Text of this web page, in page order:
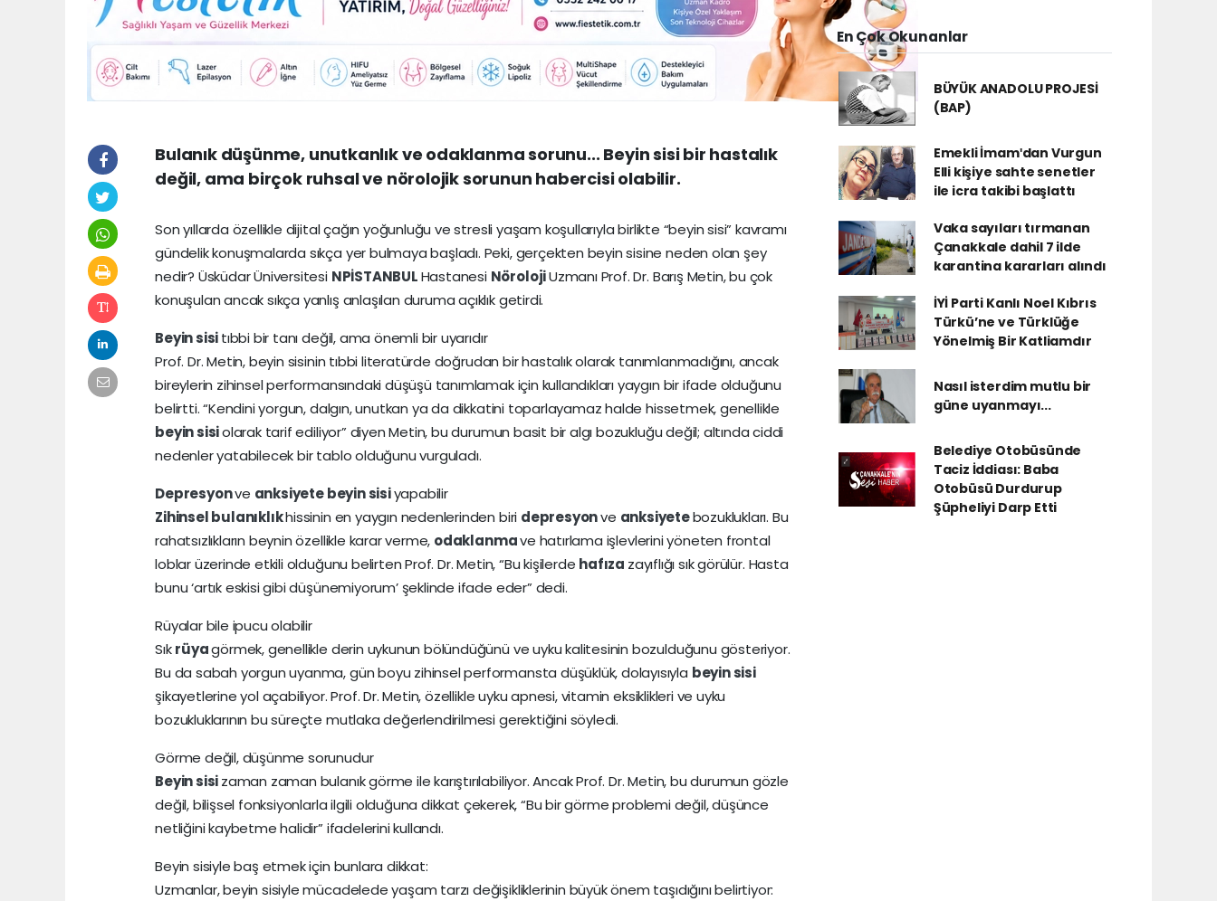
Bulanık düşünme, unutkanlık ve odaklanma sorunu... Beyin sisi bir hastalık
değil, ama birçok ruhsal ve nörolojik sorunun habercisi olabilir.
Son yıllarda özellikle dijital çağın yoğunluğu ve stresli yaşam koşullarıyla birlikte “beyin sisi” kavramı
gündelik konuşmalarda sıkça yer bulmaya başladı. Peki, gerçekten beyin sisine neden olan şey
nedir? Üsküdar Üniversitesi NPİSTANBULHastanesi NörolojiUzmanı Prof. Dr. Barış Metin, bu çok
konuşulan ancak sıkça yanlış anlaşılan duruma açıklık getirdi.
Beyin sisitıbbi bir tanı değil, ama önemli bir uyarıdır
Prof. Dr. Metin, beyin sisinin tıbbi literatürde doğrudan bir hastalık olarak tanımlanmadığını, ancak
bireylerin zihinsel performansındaki düşüşü tanımlamak için kullandıkları yaygın bir ifade olduğunu
belirtti. “Kendini yorgun, dalgın, unutkan ya da dikkatini toparlayamaz halde hissetmek, genellikle
beyin sisiolarak tarif ediliyor” diyen Metin, bu durumun basit bir algı bozukluğu değil; altında ciddi
nedenler yatabilecek bir tablo olduğunu vurguladı.
Depresyonve anksiyetebeyin sisiyapabilir
Zihinsel bulanıklıkhissinin en yaygın nedenlerinden biri depresyonve anksiyetebozuklukları. Bu
rahatsızlıkların beynin özellikle karar verme, odaklanmave hatırlama işlevlerini yöneten frontal
loblar üzerinde etkili olduğunu belirten Prof. Dr. Metin, “Bu kişilerde hafıza zayıflığı sık görülür. Hasta
bunu ‘artık eskisi gibi düşünemiyorum’ şeklinde ifade eder” dedi.
Rüyalar bile ipucu olabilir
Sıkrüyagörmek, genellikle derin uykunun bölündüğünü ve uyku kalitesinin bozulduğunu gösteriyor.
Bu da sabah yorgun uyanma, gün boyu zihinsel performansta düşüklük, dolayısıyla beyin sisi
şikayetlerine yol açabiliyor. Prof. Dr. Metin, özellikle uyku apnesi, vitamin eksiklikleri ve uyku
bozukluklarının bu süreçte mutlaka değerlendirilmesi gerektiğini söyledi.
Görme değil, düşünme sorunudur
Beyin sisizaman zaman bulanık görme ile karıştırılabiliyor. Ancak Prof. Dr. Metin, bu durumun gözle
değil, bilişsel fonksiyonlarla ilgili olduğuna dikkat çekerek, “Bu bir görme problemi değil, düşünce
netliğini kaybetme halidir” ifadelerini kullandı.
Beyin sisiyle baş etmek için bunlara dikkat:
Uzmanlar, beyin sisiyle mücadelede yaşam tarzı değişikliklerinin büyük önem taşıdığını belirtiyor:
En Çok Okunanlar
BÜYÜK ANADOLU PROJESİ
(BAP)
Emekli İmamʹdan Vurgun
Elli kişiye sahte senetler
ile icra takibi başlattı
Vaka sayıları tırmanan
Çanakkale dahil 7 ilde
karantina kararları alındı
İYİ Parti Kanlı Noel Kıbrıs
Türkü’ne ve Türklüğe
Yönelmiş Bir Katliamdır
Nasıl isterdim mutlu bir
güne uyanmayı...
Belediye Otobüsünde
Taciz İddiası: Baba
Otobüsü Durdurup
Şüpheliyi Darp Etti